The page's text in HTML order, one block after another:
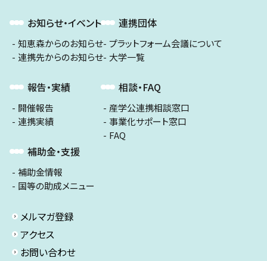
お知らせ・イベント
知恵森からのお知らせ
連携先からのお知らせ
報告・実績
開催報告
連携実績
補助金・支援
補助金情報
国等の助成メニュー
連携団体
プラットフォーム会議について
大学一覧
相談・FAQ
産学公連携相談窓口
事業化サポート窓口
FAQ
メルマガ登録
アクセス
お問い合わせ